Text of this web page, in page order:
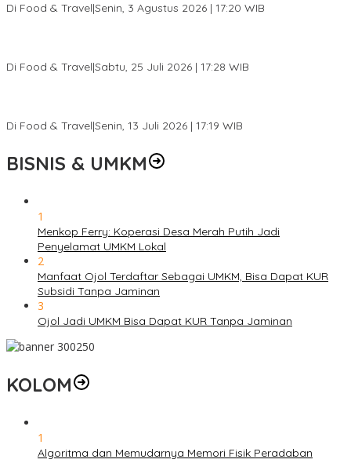
Di Food & Travel|Senin, 3 Agustus 2026 | 17:20 WIB
Di Food & Travel|Sabtu, 25 Juli 2026 | 17:28 WIB
Di Food & Travel|Senin, 13 Juli 2026 | 17:19 WIB
BISNIS & UMKM
1
Menkop Ferry: Koperasi Desa Merah Putih Jadi
Penyelamat UMKM Lokal
2
Manfaat Ojol Terdaftar Sebagai UMKM, Bisa Dapat KUR
Subsidi Tanpa Jaminan
3
Ojol Jadi UMKM Bisa Dapat KUR Tanpa Jaminan
KOLOM
1
Algoritma dan Memudarnya Memori Fisik Peradaban